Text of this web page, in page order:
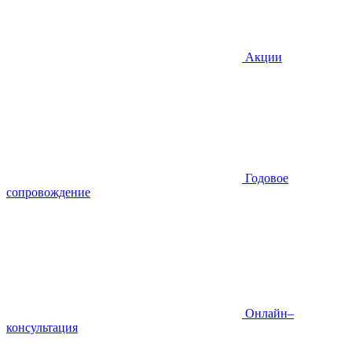
Акции
Годовое
сопровождение
Онлайн–
консультация